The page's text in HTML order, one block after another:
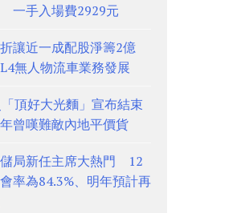
一手入場費2929元
讓近一成配股淨籌2億
無人物流車業務發展
頂好大光麵」宣布結束
曾嘆難敵內地平價貨
局新任主席大熱門 12
率為84.3%、明年預計再